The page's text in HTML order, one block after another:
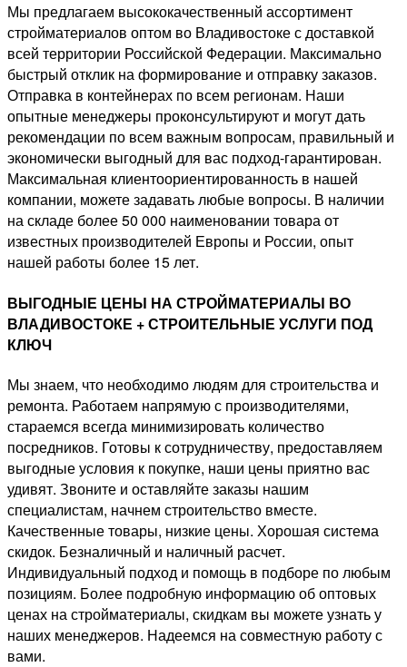
Мы предлагаем высококачественный ассортимент
стройматериалов оптом во Владивостоке с доставкой
всей территории Российской Федерации. Максимально
быстрый отклик на формирование и отправку заказов.
Отправка в контейнерах по всем регионам. Наши
опытные менеджеры проконсультируют и могут дать
рекомендации по всем важным вопросам, правильный и
экономически выгодный для вас подход-гарантирован.
Максимальная клиентоориентированность в нашей
компании, можете задавать любые вопросы. В наличии
на складе более 50 000 наименовании товара от
известных производителей Европы и России, опыт
нашей работы более 15 лет.
ВЫГОДНЫЕ ЦЕНЫ НА СТРОЙМАТЕРИАЛЫ ВО
ВЛАДИВОСТОКЕ + СТРОИТЕЛЬНЫЕ УСЛУГИ ПОД
КЛЮЧ
Мы знаем, что необходимо людям для строительства и
ремонта. Работаем напрямую с производителями,
стараемся всегда минимизировать количество
посредников. Готовы к сотрудничеству, предоставляем
выгодные условия к покупке, наши цены приятно вас
удивят. Звоните и оставляйте заказы нашим
специалистам, начнем строительство вместе.
Качественные товары, низкие цены. Хорошая система
скидок. Безналичный и наличный расчет.
Индивидуальный подход и помощь в подборе по любым
позициям. Более подробную информацию об оптовых
ценах на стройматериалы, скидкам вы можете узнать у
наших менеджеров. Надеемся на совместную работу с
вами.